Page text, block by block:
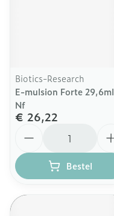
Biotics-Research
E-mulsion Forte 29,6ml
Nf
€ 26,22
Bestel